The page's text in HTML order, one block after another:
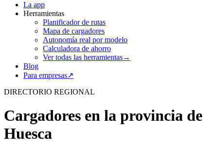
La app
Herramientas
Planificador de rutas
Mapa de cargadores
Autonomía real por modelo
Calculadora de ahorro
Ver todas las herramientas→
Blog
Para empresas↗
DIRECTORIO REGIONAL
Cargadores en la provincia de
Huesca